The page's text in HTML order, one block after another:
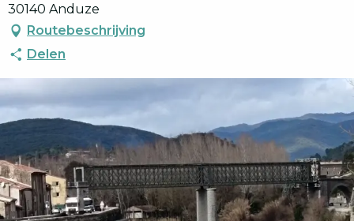
30140 Anduze
Routebeschrijving
Delen